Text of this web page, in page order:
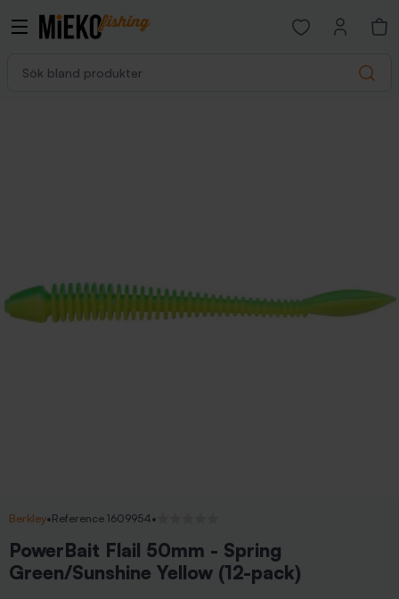
Search
Open favorites
Berkley•Reference 1609954•
PowerBait Flail 50mm - Spring
Green/Sunshine Yellow (12-pack)